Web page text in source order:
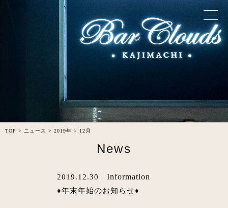
News
TOP > ニュース > 2019年 > 12月
2019.12.30
Information
♦︎年末年始のお知らせ♦︎